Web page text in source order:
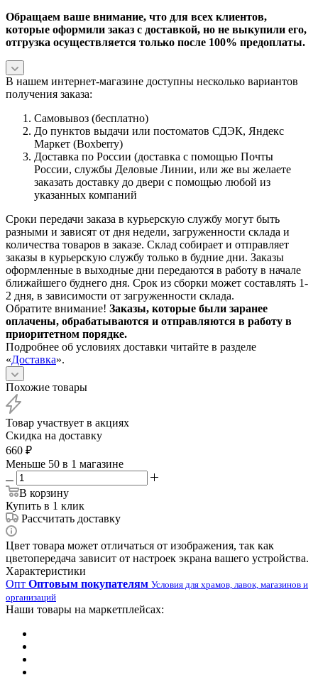
Обращаем ваше внимание, что для всех клиентов,
которые оформили заказ с доставкой, но не выкупили его,
отгрузка осуществляется только после 100% предоплаты.
В нашем интернет-магазине доступны несколько вариантов
получения заказа:
Самовывоз (бесплатно)
До пунктов выдачи или постоматов СДЭК, Яндекс
Маркет (Boxberry)
Доставка по России (доставка с помощью Почты
России, службы Деловые Линии, или же вы желаете
заказать доставку до двери с помощью любой из
указанных компаний
Сроки передачи заказа в курьерскую службу могут быть
разными и зависят от дня недели, загруженности склада и
количества товаров в заказе. Склад собирает и отправляет
заказы в курьерскую службу только в будние дни. Заказы
оформленные в выходные дни передаются в работу в начале
ближайшего буднего дня. Срок из сборки может составлять 1-
2 дня, в зависимости от загруженности склада.
Обратите внимание! Заказы, которые были заранее
оплачены, обрабатываются и отправляются в работу в
приоритетном порядке.
Подробнее об условиях доставки читайте в разделе
«Доставка».
Похожие товары
Товар участвует в акциях
Скидка на доставку
660 ₽
Меньше 50 в 1 магазине
В корзину
Купить в 1 клик
Рассчитать доставку
Цвет товара может отличаться от изображения, так как
цветопередача зависит от настроек экрана вашего устройства.
Характеристики
Опт Оптовым покупателям Условия для храмов, лавок, магазинов и
организаций
Наши товары на маркетплейсах: